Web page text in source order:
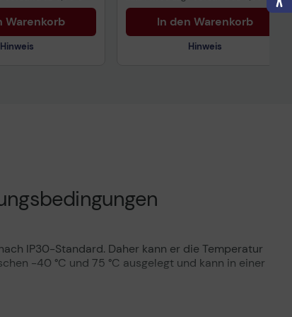
Warenkorb
Hinweis
In den Warenkorb
Hinweis
IP30-Standard. Daher kann er die Temperatur
-40 °C und 75 °C ausgelegt und kann in einer